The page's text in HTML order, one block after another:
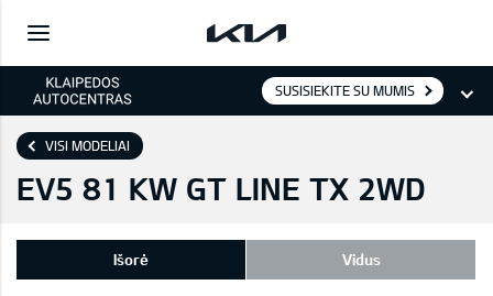
SUSISIEKITE SU MUMIS
VISI MODELIAI
EV5 81 KW GT LINE TX 2WD
Išorė Vidus